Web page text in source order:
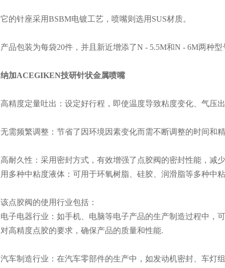
它的针座采用BSBM电镀工艺，喷嘴则选用SUS材质。
产品包装为每袋20件，并且新近增添了N - 5.5M和N - 6M两种型
纳加ACEGIKEN技研针状金属喷嘴
高精度定量吐出：设定好行程，即使温度导致粘度变化、气压
无需频繁调整：节省了因环境因素变化而需不断调整的时间和
高耐久性：采用密封方式，有效增强了点胶阀的密封性能，减
用多种中粘度液体：可用于环氧树脂、硅胶、润滑脂等多种中
该点胶阀的使用行业包括：
电子电器行业：如手机、电脑等电子产品的生产制造过程中，
对高精度点胶的要求，确保产品的质量和性能.
汽车制造行业：在汽车零部件的生产中，如发动机密封、车灯